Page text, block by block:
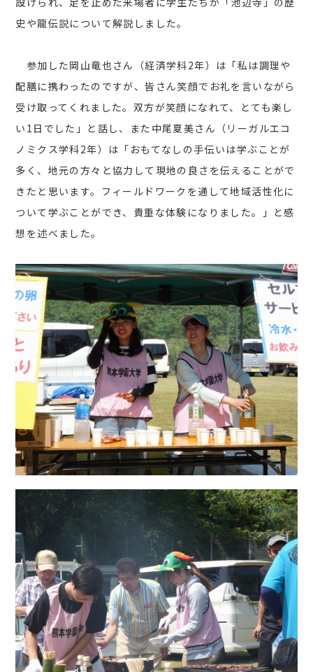
史や龍伝説について解説しました。
参加した岡山竜也さん（経済学科2年）は「私は調理や
配膳に携わったのですが、皆さん笑顔でお礼を言いながら
受け取ってくれました。双方が笑顔になれて、とても楽し
い1日でした」と話し、また中尾夏美さん（リーガルエコ
ノミクス学科2年）は「おもてなしの手伝いは学ぶことが
多く、地元の方々と協力して現地の良さを伝えることがで
きたと思います。フィールドワークを通して地域活性化に
ついて学ぶことができ、貴重な体験になりました。」と感
想を述べました。